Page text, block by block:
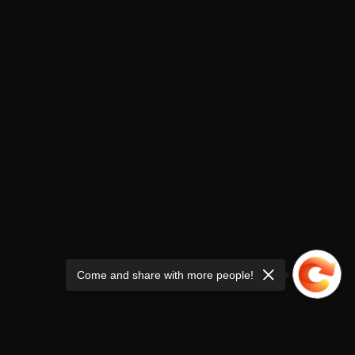
Come and share with more people!